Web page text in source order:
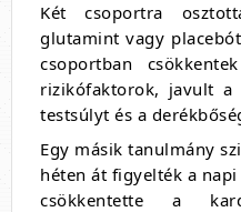
Két csoportra
glutamint vagy
csoportban
rizikófaktorok, javult a
testsúlyt és a
Egy másik tanulmány
héten át figyelték a
csökkentette a